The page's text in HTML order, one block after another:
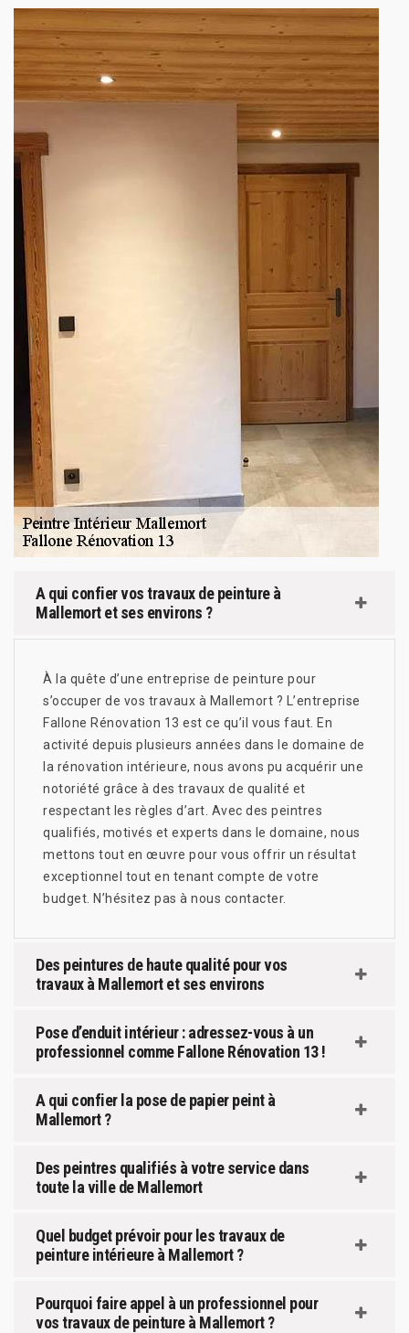
A qui confier vos travaux de peinture à
Mallemort et ses environs ?
À la quête d’une entreprise de peinture pour
s’occuper de vos travaux à Mallemort ? L’entreprise
Fallone Rénovation 13 est ce qu’il vous faut. En
activité depuis plusieurs années dans le domaine de
la rénovation intérieure, nous avons pu acquérir une
notoriété grâce à des travaux de qualité et
respectant les règles d’art. Avec des peintres
qualifiés, motivés et experts dans le domaine, nous
mettons tout en œuvre pour vous offrir un résultat
exceptionnel tout en tenant compte de votre
budget. N’hésitez pas à nous contacter.
Des peintures de haute qualité pour vos
travaux à Mallemort et ses environs
Pose d’enduit intérieur : adressez-vous à un
professionnel comme Fallone Rénovation 13 !
A qui confier la pose de papier peint à
Mallemort ?
Des peintres qualifiés à votre service dans
toute la ville de Mallemort
Quel budget prévoir pour les travaux de
peinture intérieure à Mallemort ?
Pourquoi faire appel à un professionnel pour
vos travaux de peinture à Mallemort ?